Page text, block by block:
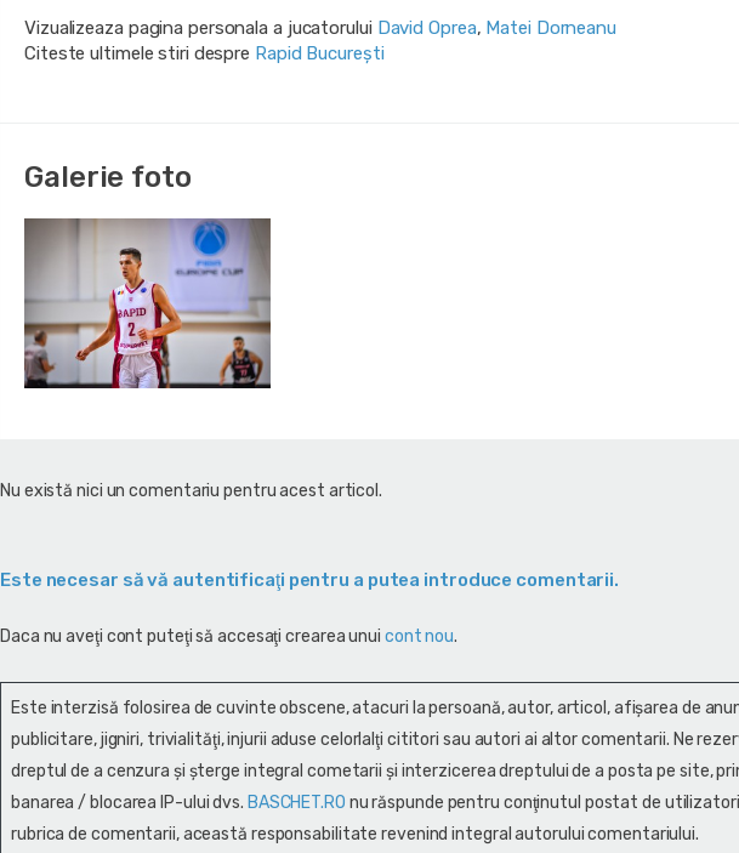
Vizualizeaza pagina personala a jucatorului David Oprea, Matei Dorneanu
Citeste ultimele stiri despre Rapid București
Galerie foto
Nu există nici un comentariu pentru acest articol.
Este necesar să vă autentificaţi pentru a putea introduce comentarii.
Daca nu aveţi cont puteţi să accesaţi crearea unui cont nou.
Este interzisă folosirea de cuvinte obscene, atacuri la persoană, autor, articol, afişarea de
publicitare, jigniri, trivialităţi, injurii aduse celorlalţi cititori sau autori ai altor comentarii. Ne
dreptul de a cenzura și şterge integral cometarii și interzicerea dreptului de a posta pe site,
banarea / blocarea IP-ului dvs. BASCHET.RO nu răspunde pentru conţinutul postat de
rubrica de comentarii, această responsabilitate revenind integral autorului comentariului.